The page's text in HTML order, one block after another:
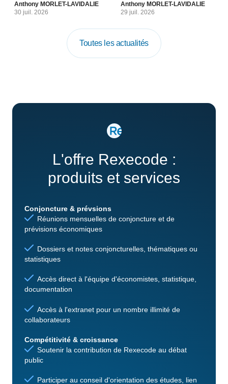
Anthony MORLET-LAVIDALIE
30 juil. 2026
Anthony MORLET-LAVIDALIE
29 juil. 2026
Toutes les actualités
L'offre Rexecode :
produits et services
Conjoncture & prévsions
Réunions mensuelles de conjoncture et de
prévisions économiques
Dossiers et notes conjoncturelles, thématiques ou
statistiques
Accès direct à l'équipe d'économistes, statistique,
documentation
Accès à l'extranet pour un nombre illimité de
collaborateurs
Compétitivité & croissance
Soutenir la contribution de Rexecode au débat
public
Participer au conseil d'orientation des études, lien